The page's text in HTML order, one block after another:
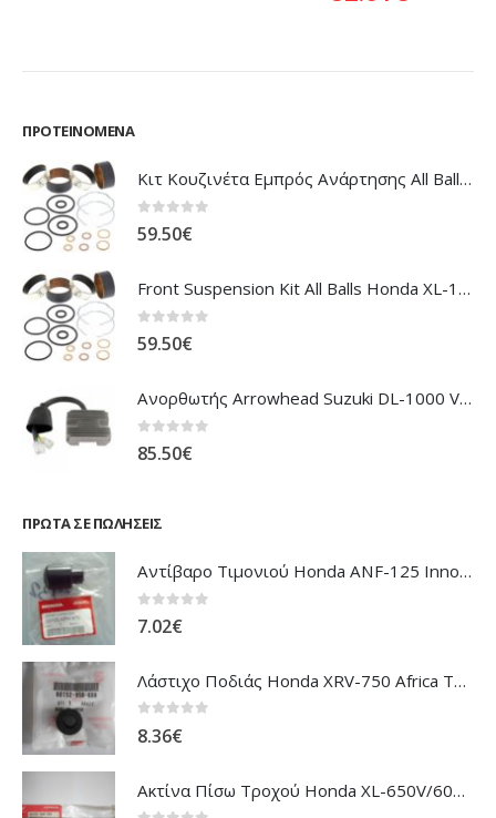
ΠΡΟΤΕΙΝΌΜΕΝΑ
Κιτ Κουζινέτα Εμπρός Ανάρτησης All Balls Honda CBR-1100XX Blackbird
0out of 5
59.50€
Front Suspension Kit All Balls Honda XL-1000V Varadero
0out of 5
59.50€
Ανορθωτής Arrowhead Suzuki DL-1000 V'Strom
0out of 5
85.50€
ΠΡΏΤΑ ΣΕ ΠΩΛΉΣΕΙΣ
Αντίβαρο Τιμονιού Honda ANF-125 Innova
0out of 5
7.02€
Λάστιχο Ποδιάς Honda XRV-750 Africa Twin
0out of 5
8.36€
Ακτίνα Πίσω Τροχού Honda XL-650V/600V Transalp